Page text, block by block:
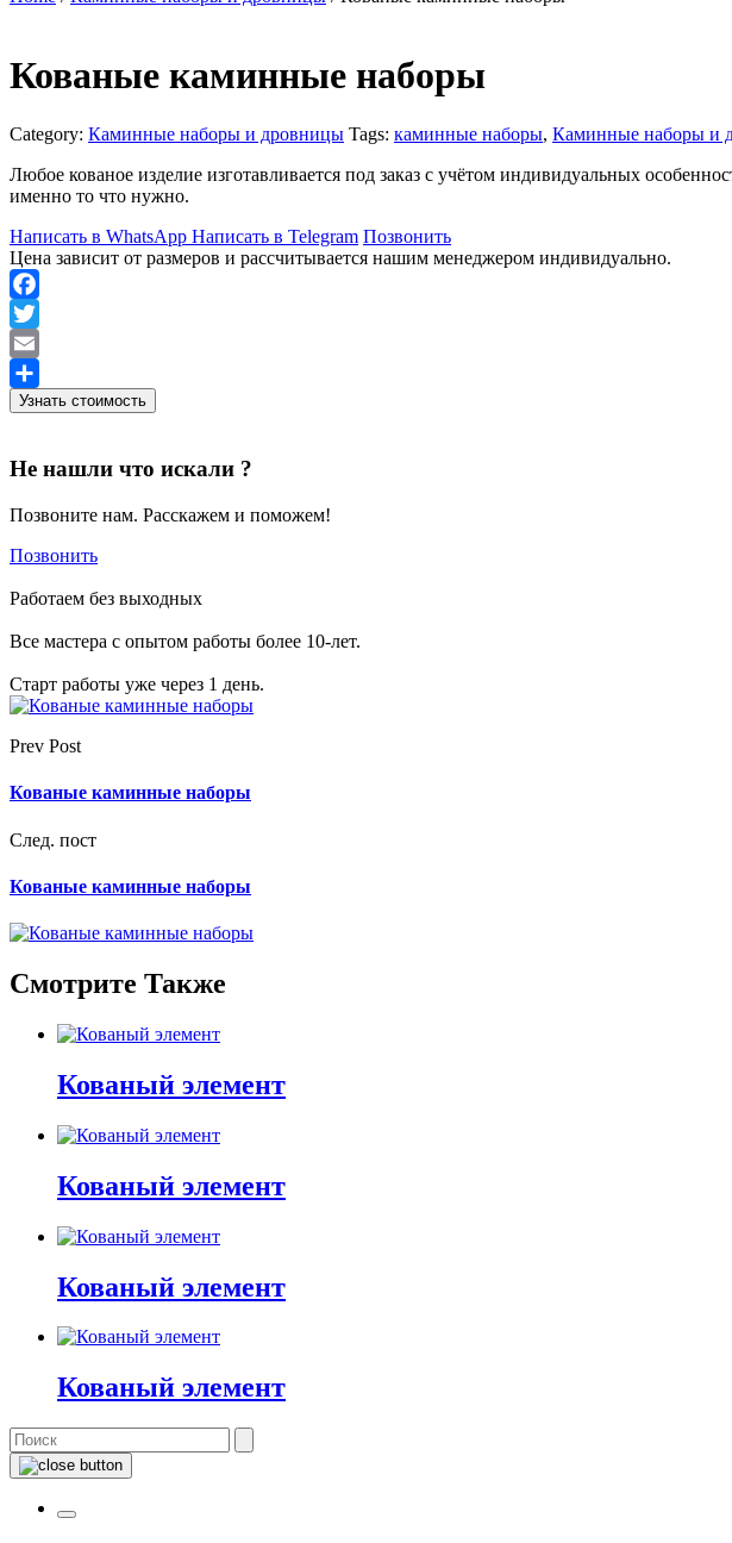
Кованые каминные наборы
Category: Каминные наборы и дровницы Tags: каминные наборы, Каминные наборы и
Любое кованое изделие изготавливается под заказ с учётом индивидуальных
именно то что нужно.
Написать в WhatsApp Написать в Telegram Позвонить
Цена зависит от размеров и рассчитывается нашим менеджером индивидуально.
Facebook
Twitter
Email
Отправить
Узнать стоимость
Не нашли что искали ?
Позвоните нам. Расскажем и поможем!
Позвонить
Работаем без выходных
Все мастера с опытом работы более 10-лет.
Старт работы уже через 1 день.
Prev Post
Кованые каминные наборы
След. пост
Кованые каминные наборы
Смотрите Также
Кованый элемент
Кованый элемент
Кованый элемент
Кованый элемент